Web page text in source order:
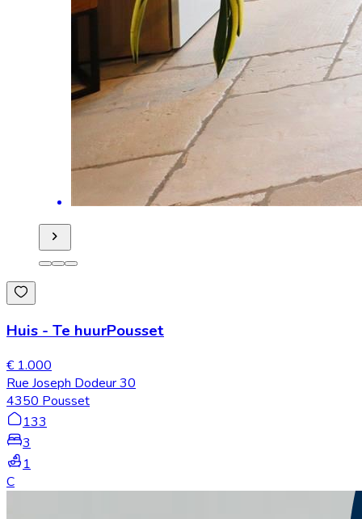
Huis - Te huurPousset
€ 1.000
Rue Joseph Dodeur 30
4350 Pousset
133
3
1
C